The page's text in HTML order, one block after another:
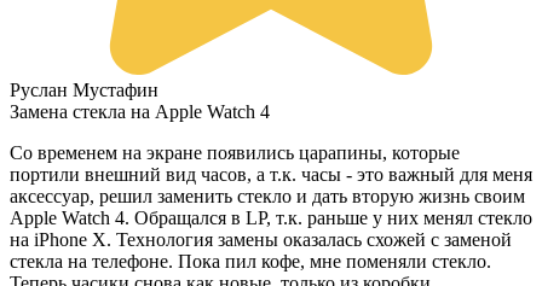
Руслан Мустафин
Замена стекла на Apple Watch 4
Со временем на экране появились царапины, которые
портили внешний вид часов, а т.к. часы - это важный для меня
аксессуар, решил заменить стекло и дать вторую жизнь своим
Apple Watch 4. Обращался в LP, т.к. раньше у них менял стекло
на iPhone X. Технология замены оказалась схожей с заменой
стекла на телефоне. Пока пил кофе, мне поменяли стекло.